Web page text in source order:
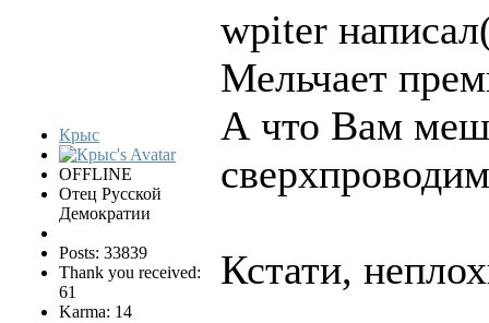
Крыс
OFFLINE
Отец Русской
Демократии
Posts: 33839
Thank you received:
61
Karma: 14
wpiter
Мельчает
А что Вам
Кстати,